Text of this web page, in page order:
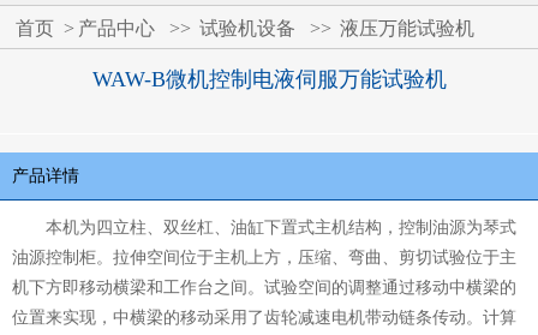
首页 > 产品中心 >> 试验机设备 >> 液压万能试验机
WAW-B微机控制电液伺服万能试验机
产品详情
本机为四立柱、双丝杠、油缸下置式主机结构，控制油源为琴式
油源控制柜。拉伸空间位于主机上方，压缩、弯曲、剪切试验位于主
机下方即移动横梁和工作台之间。试验空间的调整通过移动中横梁的
位置来实现，中横梁的移动采用了齿轮减速电机带动链条传动。计算